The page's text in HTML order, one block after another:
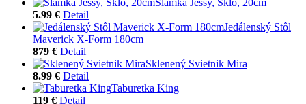
5.99 € Detail
Jedálenský Stôl
Maverick X-Form 180cm
879 € Detail
Sklenený Svietnik Mira
8.99 € Detail
Taburetka King
119 € Detail